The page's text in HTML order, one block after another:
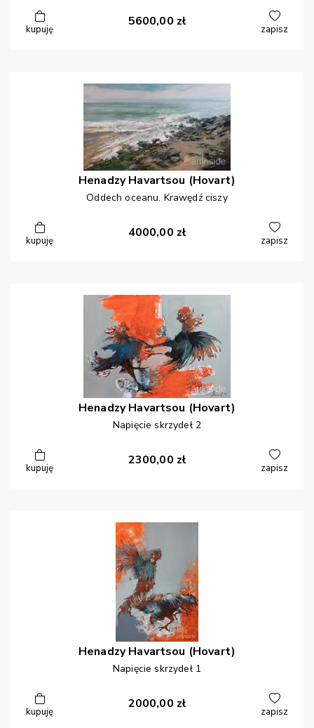
kupuję
5600,00 zł
zapisz
Henadzy Havartsou (Hovart)
Oddech oceanu. Krawędź ciszy
kupuję
4000,00 zł
zapisz
Henadzy Havartsou (Hovart)
Napięcie skrzydeł 2
kupuję
2300,00 zł
zapisz
Henadzy Havartsou (Hovart)
Napięcie skrzydeł 1
kupuję
2000,00 zł
zapisz